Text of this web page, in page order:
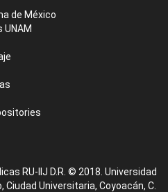
de México
RU-IIJ D.R. © 2018. Universidad
Universitaria, Coyoacán, C.